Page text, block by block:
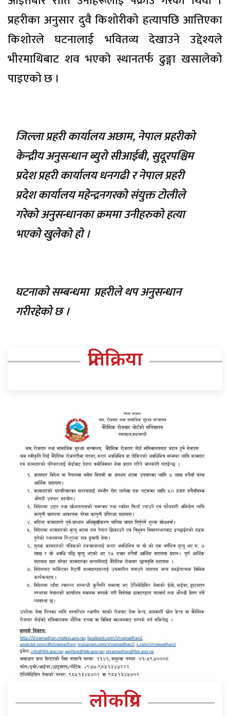
प्रहरीका अनुसार दुवै किशोरीको हत्यापछि आत्तिएका
किशोरले घटनालाई भवितव्य देखाउने उद्देश्यले
भीरमाथिबाट शव भएको स्थानतर्फ ढुङ्गा खसालेको
पाइएको छ ।
जिल्ला प्रहरी कार्यालय अछाम, नेपाल प्रहरीको
केन्द्रीय अनुसन्धान ब्युरो सीआईबी, सुदूरपश्चिम
प्रदेश प्रहरी कार्यालय धनगढी र नेपाल प्रहरी
प्रदेश कार्यालय महेन्द्रनगरको संयुक्त टोलीले
गरेको अनुसन्धानका क्रममा उनीहरुको हत्या
भएको खुलेको हो ।
घटनाकाे सम्बन्धमा प्रहरीले थप अनुसन्धान
गरीरहेकाे छ ।
प्रतिक्रिया
लोकप्रिय